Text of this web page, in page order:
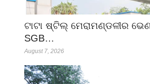
ଟାଟା ଷ୍ଟିଲ୍ ମେରାମଣ୍ଡଳୀର
SGB…
August 7, 2026